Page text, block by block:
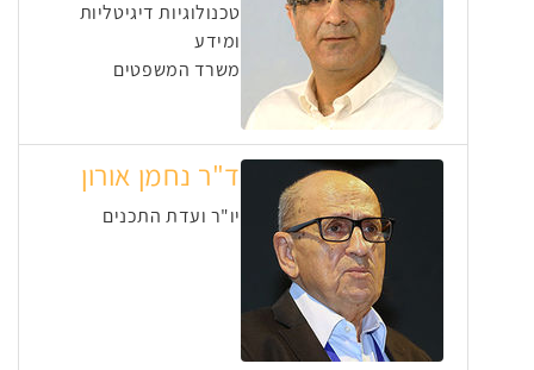
טכנולוגיות דיגיטליות
ומידע
משרד המשפטים
ד"ר נחמן אורון
יו"ר ועדת התכנים